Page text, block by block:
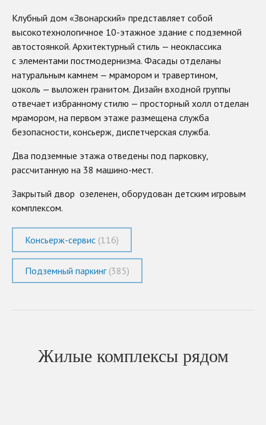
Клубный дом «Звонарский» представляет собой
высокотехнологичное 10-этажное здание с подземной
автостоянкой. Архитектурный стиль — неоклассика
с элементами постмодернизма. Фасады отделаны
натуральным камнем — мрамором и травертином,
цоколь — выложен гранитом. Дизайн входной группы
отвечает избранному стилю — просторный холл отделан
мрамором, на первом этаже размещена служба
безопасности, консьерж, диспетчерская служба.
Два подземные этажа отведены под парковку,
рассчитанную на 38 машино-мест.
Закрытый двор озеленен, оборудован детским игровым
комплексом.
Консьерж-сервис (116)
Подземный паркинг (385)
Жилые комплексы рядом